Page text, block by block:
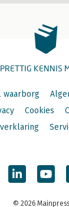
PRETTIG KENNIS
waarborg
Cookies
© 2026